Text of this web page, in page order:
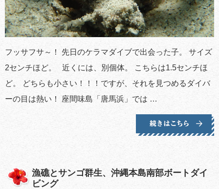
フッサフサ～！ 先日のケラマダイブで出会った子。 サイズ
2センチほど。 近くには、別個体。 こちらは1.5センチほ
ど。 どちらも小さい！！！ですが、それを見つめるダイバ
ーの目は熱い！ 座間味島「唐馬浜」では …
漁礁とサンゴ群生、沖縄本島南部ボートダイ
ビング